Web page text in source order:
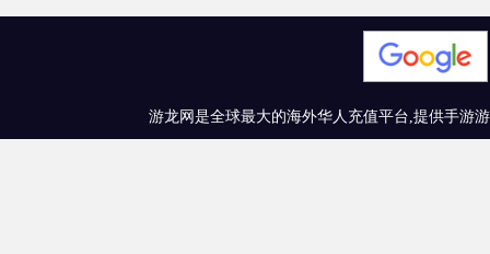
游龙网是全球最大的海外华人充值平台,提供手游